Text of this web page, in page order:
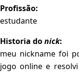
Profissão:
estudante
Historia donick:
meu nickname foi
jogo online e